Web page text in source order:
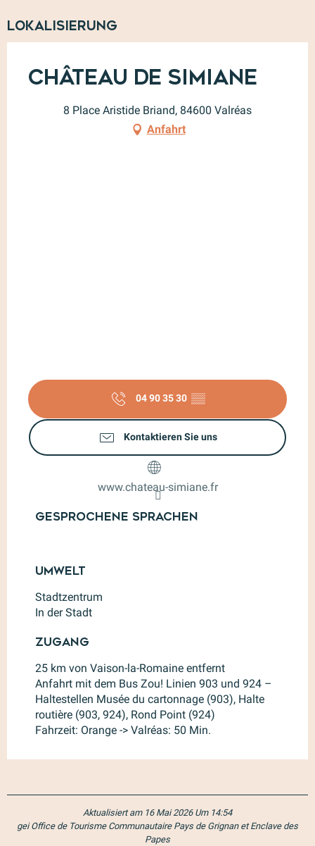
Lokalisierung
Château de Simiane
8 Place Aristide Briand, 84600 Valréas
Anfahrt
04 90 35 30 ▒▒
Kontaktieren Sie uns
www.chateau-simiane.fr
Gesprochene Sprachen
Gesprochene Sprachen
Umwelt
Umwelt
Stadtzentrum
In der Stadt
Zugang
Zugang
25 km von Vaison-la-Romaine entfernt
Anfahrt mit dem Bus Zou! Linien 903 und 924 –
Haltestellen Musée du cartonnage (903), Halte
routière (903, 924), Rond Point (924)
Fahrzeit: Orange -> Valréas: 50 Min.
Aktualisiert am 16 Mai 2026 Um 14:54
gei Office de Tourisme Communautaire Pays de Grignan et Enclave des
Papes